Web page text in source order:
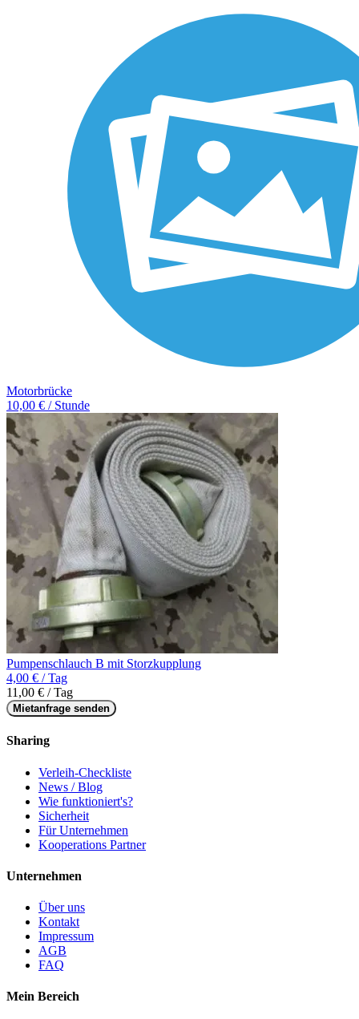
Motorbrücke
10,00 € / Stunde
Pumpenschlauch B mit Storzkupplung
4,00 € / Tag
11,00 € / Tag
Mietanfrage senden
Sharing
Verleih-Checkliste
News / Blog
Wie funktioniert's?
Sicherheit
Für Unternehmen
Kooperations Partner
Unternehmen
Über uns
Kontakt
Impressum
AGB
FAQ
Mein Bereich